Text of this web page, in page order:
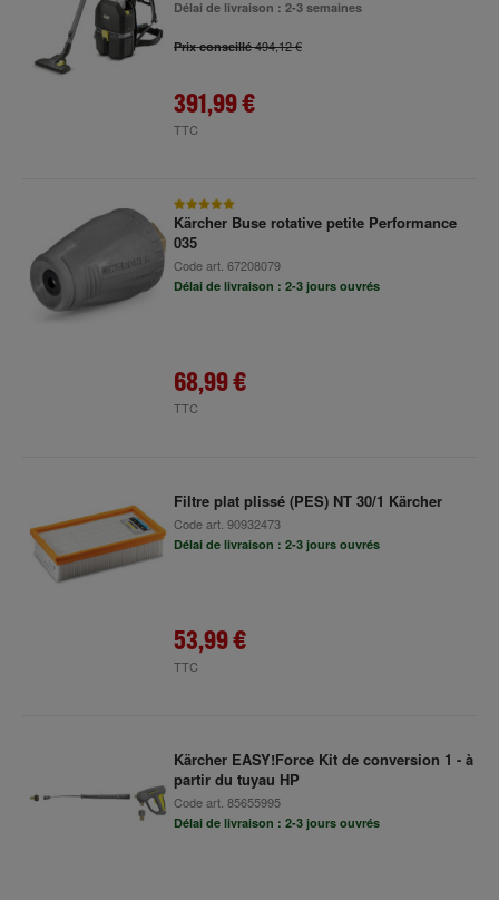
Délai de livraison : 2-3 semaines
Prix conseillé494,12 €
391,99 €
TTC
Kärcher Buse rotative petite Performance
035
Code art. 67208079
Délai de livraison : 2-3 jours ouvrés
68,99 €
TTC
Filtre plat plissé (PES) NT 30/1 Kärcher
Code art. 90932473
Délai de livraison : 2-3 jours ouvrés
53,99 €
TTC
Kärcher EASY!Force Kit de conversion 1 - à
partir du tuyau HP
Code art. 85655995
Délai de livraison : 2-3 jours ouvrés